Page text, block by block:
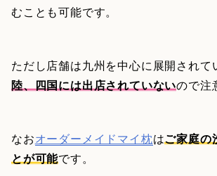
むことも可能です。
ただし店舗は九州を中心に展開されて
陸、四国には出店されていないので注
なおオーダーメイドマイ枕はご家庭の
とが可能です。